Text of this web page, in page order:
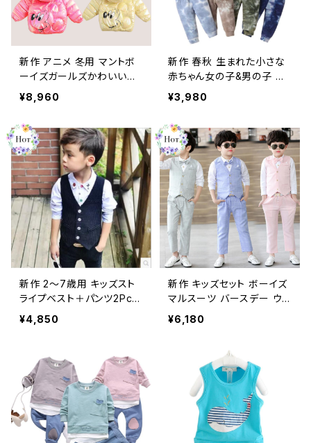
新作 アニメ 冬用 マントボ
ーイズガールズかわいい暖
かい秋服ジャケットベビー
キッズダウン CoatS
¥8,960
新作 春秋 生まれた小さな
赤ちゃん女の子&男の子 ス
ーツネクタイのようなカラー
デザイン 長袖フーディート
ックスーツ幼児服 セット ロ
ング パーカー スプリング
春物 オータム 秋物
¥3,980
新作 2～7歳用 キッズスト
ライプベスト＋パンツ2Pcs
ボーイズスーツ ウェディン
グ エンファントガーコン マ
イズブレザー
¥4,850
新作 キッズセット ボーイズ
マルスーツ バースデー ウェ
ディングパーティー ドレス
シャツ 紳士 チョッキ ベスト
¥6,180